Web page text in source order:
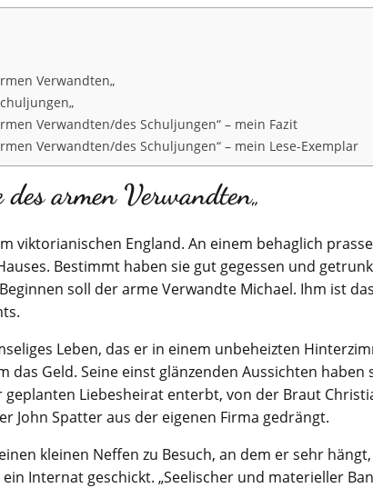
Verwandten„
Verwandten/des Schuljungen“ – mein Fazit
Verwandten/des Schuljungen“ – mein Lese-Exemplar
des armen Verwandten„
viktorianischen England. An einem behaglich
Bestimmt haben sie gut gegessen und
soll der arme Verwandte Michael. Ihm ist
Leben, das er in einem unbeheizten
das Geld. Seine einst glänzenden Aussichten haben
geplanten Liebesheirat enterbt, von der Braut
John Spatter aus der eigenen Firma gedrängt.
kleinen Neffen zu Besuch, an dem er sehr
Internat geschickt. „Seelischer und materieller